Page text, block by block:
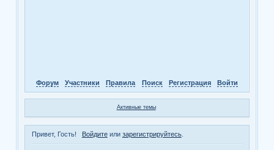
Форум Участники Правила Поиск Регистрация Войти
Активные темы
Привет, Гость! Войдитеили зарегистрируйтесь.